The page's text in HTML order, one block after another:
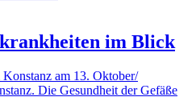
im Blick
am 13. Oktober/
Die Gesundheit der Gefäße